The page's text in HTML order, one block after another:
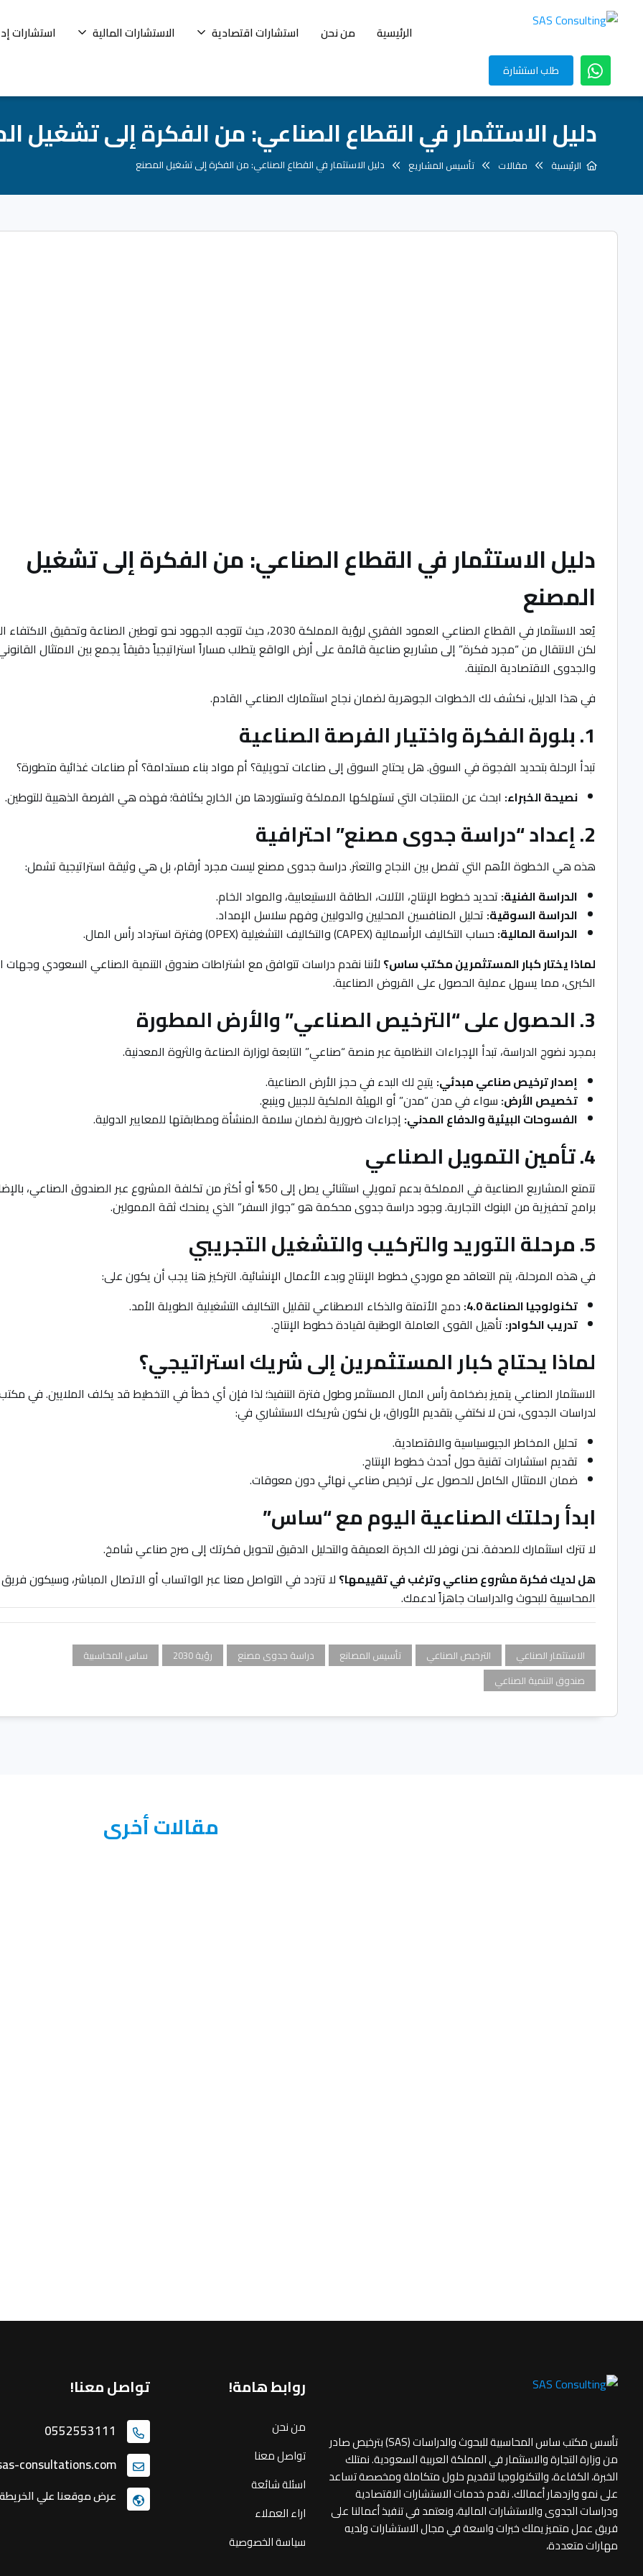
الرئيسية من نحن استشارات اقتصادية الاستشارات المالية استشارات
طلب استشارة
دليل الاستثمار في القطاع الصناعي: من الفكرة إلى تشغيل
الرئيسية مقالات تأسيس المشاريع دليل الاستثمار في القطاع الصناعي: من الفكرة إلى تشغيل المصنع
دليل الاستثمار في القطاع الصناعي: من الفكرة إلى تشغيل
المصنع
يُعد الاستثمار في القطاع الصناعي العمود الفقري لرؤية المملكة 2030، حيث تتوجه الجهود نحو توطين الصناعة وتحقيق
لكن الانتقال من “مجرد فكرة” إلى مشاريع صناعية قائمة على أرض الواقع يتطلب مساراً استراتيجياً دقيقاً يجمع بين الامتثال
والجدوى الاقتصادية المتينة.
في هذا الدليل، نكشف لك الخطوات الجوهرية لضمان نجاح استثمارك الصناعي القادم.
1. بلورة الفكرة واختيار الفرصة الصناعية
تبدأ الرحلة بتحديد الفجوة في السوق. هل يحتاج السوق إلى صناعات تحويلية؟ أم مواد بناء مستدامة؟ أم صناعات غذائية متطورة؟
نصيحة الخبراء: ابحث عن المنتجات التي تستهلكها المملكة وتستوردها من الخارج بكثافة؛ فهذه هي الفرصة الذهبية للتوطين.
2. إعداد “دراسة جدوى مصنع” احترافية
هذه هي الخطوة الأهم التي تفصل بين النجاح والتعثر. دراسة جدوى مصنع ليست مجرد أرقام، بل هي وثيقة استراتيجية تشمل:
الدراسة الفنية: تحديد خطوط الإنتاج، الآلات، الطاقة الاستيعابية، والمواد الخام.
الدراسة السوقية: تحليل المنافسين المحليين والدوليين وفهم سلاسل الإمداد.
الدراسة المالية: حساب التكاليف الرأسمالية (CAPEX) والتكاليف التشغيلية (OPEX) وفترة استرداد رأس المال.
لماذا يختار كبار المستثمرين مكتب ساس؟ لأننا نقدم دراسات تتوافق مع اشتراطات صندوق التنمية الصناعي السعودي وجهات
الكبرى، مما يسهل عملية الحصول على القروض الصناعية.
3. الحصول على “الترخيص الصناعي” والأرض المطورة
بمجرد نضوج الدراسة، تبدأ الإجراءات النظامية عبر منصة “صناعي” التابعة لوزارة الصناعة والثروة المعدنية.
إصدار ترخيص صناعي مبدئي: يتيح لك البدء في حجز الأرض الصناعية.
تخصيص الأرض: سواء في مدن “مدن” أو الهيئة الملكية للجبيل وينبع.
الفسوحات البيئية والدفاع المدني: إجراءات ضرورية لضمان سلامة المنشأة ومطابقتها للمعايير الدولية.
4. تأمين التمويل الصناعي
تتمتع المشاريع الصناعية في المملكة بدعم تمويلي استثنائي يصل إلى 50% أو أكثر من تكلفة المشروع عبر الصندوق
برامج تحفيزية من البنوك التجارية. وجود دراسة جدوى محكمة هو “جواز السفر” الذي يمنحك ثقة الممولين.
5. مرحلة التوريد والتركيب والتشغيل التجريبي
في هذه المرحلة، يتم التعاقد مع موردي خطوط الإنتاج وبدء الأعمال الإنشائية. التركيز هنا يجب أن يكون على:
تكنولوجيا الصناعة 4.0:
دمج الأتمتة والذكاء الاصطناعي لتقليل التكاليف التشغيلية الطويلة الأمد.
تدريب الكوادر: تأهيل القوى العاملة الوطنية لقيادة خطوط الإنتاج.
لماذا يحتاج كبار المستثمرين إلى شريك استراتيجي؟
الاستثمار الصناعي يتميز بضخامة رأس المال المستثمر وطول فترة التنفيذ؛ لذا فإن أي خطأ في التخطيط قد يكلف الملايين. في
لدراسات الجدوى، نحن لا نكتفي بتقديم الأوراق، بل نكون شريكك الاستشاري في:
تحليل المخاطر الجيوسياسية والاقتصادية.
تقديم استشارات تقنية حول أحدث خطوط الإنتاج.
ضمان الامتثال الكامل للحصول على ترخيص صناعي نهائي دون معوقات.
ابدأ رحلتك الصناعية اليوم مع “ساس”
لا تترك استثمارك للصدفة. نحن نوفر لك الخبرة العميقة والتحليل الدقيق لتحويل فكرتك إلى صرح صناعي شامخ.
هل لديك فكرة مشروع صناعي وترغب في تقييمها؟ لا تتردد في التواصل معنا عبر الواتساب أو الاتصال المباشر، وسيكون
المحاسبية للبحوث والدراسات جاهزاً لدعمك.
الاستثمار الصناعي الترخيص الصناعي تأسيس المصانع دراسة جدوى مصنع رؤية 2030
ساس المحاسبية
صندوق التنمية الصناعي
مقالات أخرى
تأسس مكتب ساس المحاسبية للبحوث والدراسات (SAS) بترخيص صادر
من وزارة التجارة والاستثمار في المملكة العربية السعودية. نمتلك
الخبرة، الكفاءة، والتكنولوجيا لتقديم حلول متكاملة ومخصصة تساعد
على نمو وازدهار أعمالك. نقدم خدمات الاستشارات الاقتصادية
ودراسات الجدوى والاستشارات المالية، ونعتمد في تنفيذ أعمالنا على
فريق عمل متميز يملك خبرات واسعة في مجال الاستشارات ولديه
مهارات متعددة،
روابط هامة!
من نحن
تواصل معنا
اسئلة شائعة
اراء العملاء
سياسة الخصوصية
تواصل معنا!
0552553111
consultations.com
عرض موقعنا علي الخريطة